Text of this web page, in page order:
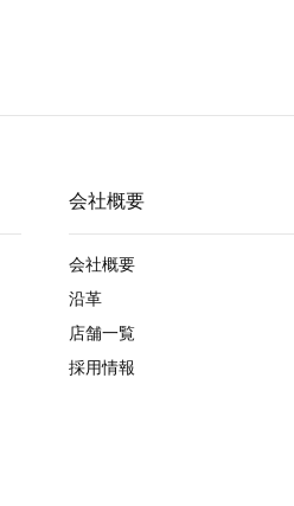
会社概要
会社概要
沿革
店舗一覧
採用情報